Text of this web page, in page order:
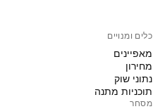
כלים ומנויים
מאפיינים
מחירון
נתוני שוק
תוכניות מתנה
מסחר